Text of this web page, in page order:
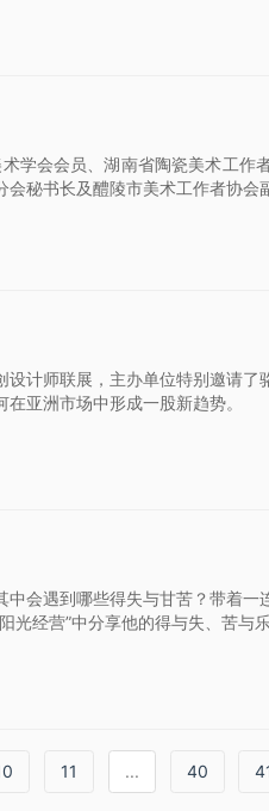
学会会员、湖南省陶瓷美术工作
秘书长及醴陵市美术工作者协会
计师联展，主办单位特别邀请
亚洲市场中形成一股新趋势。
会遇到哪些得失与甘苦？带着
光经营”中分享他的得与失、苦与
11 ... 40